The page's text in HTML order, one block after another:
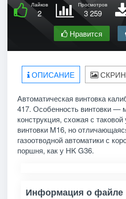
Лайков
2
Просмотров
3 259
Нравится
ОПИСАНИЕ
Автоматическая винтовка
417. Особенность винтовки —
конструкция, схожая с
винтовки M16, но
газоотводной автоматики с
поршня, как у HK G36.
Информация о файле